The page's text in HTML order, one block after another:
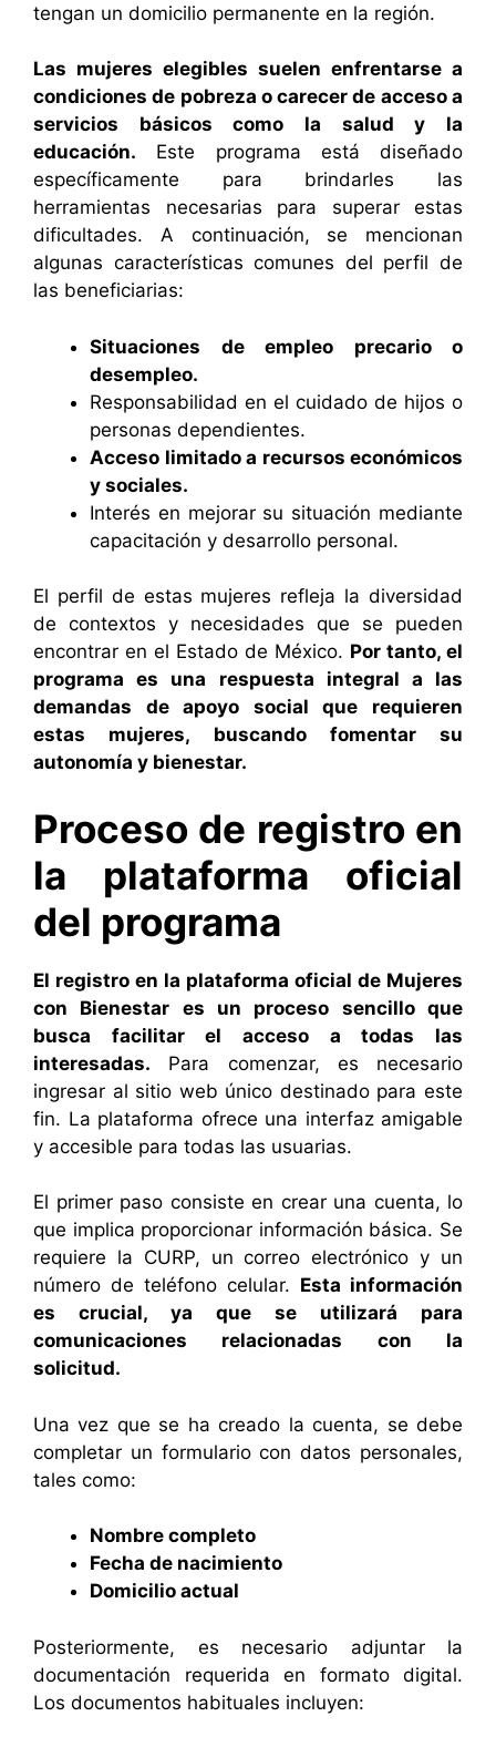
tengan un domicilio permanente en la región.
Las mujeres elegibles suelen enfrentarse a
condiciones de pobreza o carecer de acceso a
servicios básicos como la salud y la
educación. Este programa está diseñado
específicamente para brindarles las
herramientas necesarias para superar estas
dificultades. A continuación, se mencionan
algunas características comunes del perfil de
las beneficiarias:
Situaciones de empleo precario o
desempleo.
Responsabilidad en el cuidado de hijos o
personas dependientes.
Acceso limitado a recursos económicos
y sociales.
Interés en mejorar su situación mediante
capacitación y desarrollo personal.
El perfil de estas mujeres refleja la diversidad
de contextos y necesidades que se pueden
encontrar en el Estado de México. Por tanto, el
programa es una respuesta integral a las
demandas de apoyo social que requieren
estas mujeres, buscando fomentar su
autonomía y bienestar.
Proceso de registro en
la plataforma oficial
del programa
El registro en la plataforma oficial de Mujeres
con Bienestar es un proceso sencillo que
busca facilitar el acceso a todas las
interesadas. Para comenzar, es necesario
ingresar al sitio web único destinado para este
fin. La plataforma ofrece una interfaz amigable
y accesible para todas las usuarias.
El primer paso consiste en crear una cuenta, lo
que implica proporcionar información básica. Se
requiere la CURP, un correo electrónico y un
número de teléfono celular. Esta información
es crucial, ya que se utilizará para
comunicaciones relacionadas con la
solicitud.
Una vez que se ha creado la cuenta, se debe
completar un formulario con datos personales,
tales como:
Nombre completo
Fecha de nacimiento
Domicilio actual
Posteriormente, es necesario adjuntar la
documentación requerida en formato digital.
Los documentos habituales incluyen: